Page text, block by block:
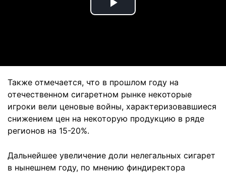
Play
Также отмечается, что в прошлом году на
отечественном сигаретном рынке некоторые
игроки вели ценовые войны, характеризовавшиеся
снижением цен на некоторую продукцию в ряде
регионов на 15-20%.
Дальнейшее увеличение доли нелегальных сигарет
в нынешнем году, по мнению финдиректора